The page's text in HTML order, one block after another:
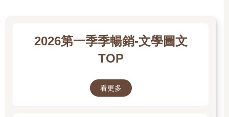
2026第一季季暢銷-文學圖文
TOP
看更多